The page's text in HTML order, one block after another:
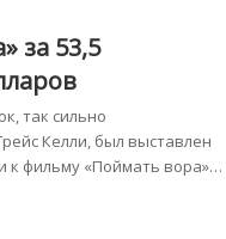
за 53,5
так сильно
Келли, был выставлен
к фильму «Поймать вора»…